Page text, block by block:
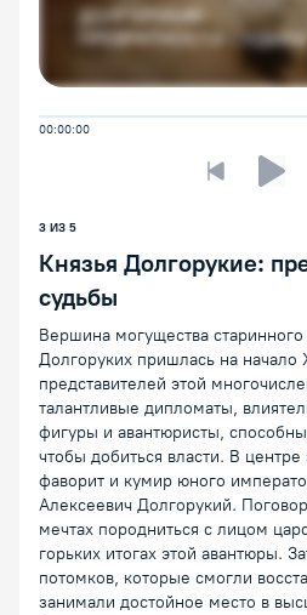
00:00:00
3 ИЗ 5
Князья Долгорукие:
судьбы
Вершина могущества
Долгоруких пришлась на начало
представителей этой
талантливые дипломаты,
фигуры и авантюристы,
чтобы добиться власти. В
фаворит и кумир юного
Алексеевич Долгорукий.
мечтах породниться с лицом
горьких итогах этой авантюры.
потомков, которые смогли
занимали достойное место в